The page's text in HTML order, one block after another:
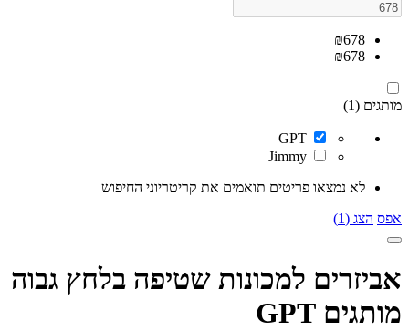
₪678
₪678
מותגים (1)
GPT
Jimmy
לא נמצאו פריטים תואמים את קריטריוני החיפוש
אפס הצג (1)
אביזרים למכונות שטיפה בלחץ גבוה
מותגים GPT